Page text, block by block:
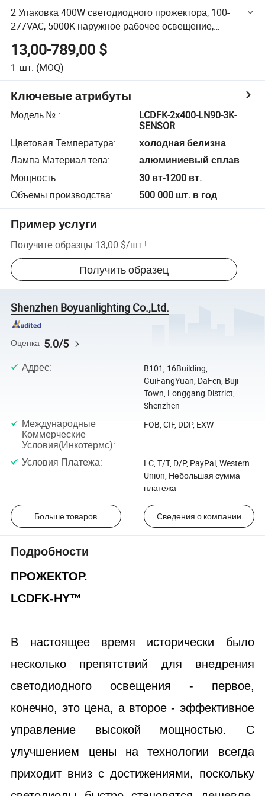
2 Упаковка 400W светодиодного прожектора, 100-
277VAC, 5000K наружное рабочее освещение,
коммерческий прожектор
13,00-789,00 $
1 шт. (MOQ)
Ключевые атрибуты
Модель №.:
LCDFK-2x400-LN90-3K-
SENSOR
Цветовая Температура:
холодная белизна
Лампа Материал тела:
алюминиевый сплав
Мощность:
30 вт-1200 вт.
Объемы производства: 500 000 шт. в год
Пример услуги
Получите образцы 13,00 $/шт.!
Получить образец
Shenzhen Boyuanlighting Co.,Ltd.
Оценка 5.0/5
Адрес:
B101, 16Building,
GuiFangYuan, DaFen, Buji
Town, Longgang District,
Shenzhen
Международные
Коммерческие
Условия(Инкотермс):
FOB, CIF, DDP, EXW
Условия Платежа:
LC, T/T, D/P, PayPal, Western
Union, Небольшая сумма
платежа
Больше товаров Сведения о компании
Подробности
ПРОЖЕКТОР.
LCDFK-HY™
В настоящее время исторически было
несколько препятствий для внедрения
светодиодного освещения - первое,
конечно, это цена, а второе - эффективное
управление высокой мощностью. С
улучшением цены на технологии всегда
приходит вниз с достижениями, поскольку